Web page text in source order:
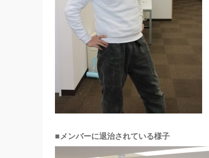
■メンバーに退治されている様子